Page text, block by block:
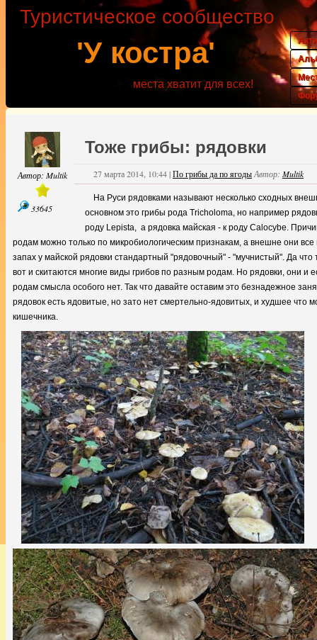
'У костра'
Туристическое сообщество
места хватит для всех!
Автор: Multik
33645
Тоже грибы: рядовки
27 марта 2014, 10:44|По грибы да по ягодыАвтор: Multik
На Руси рядовками называют несколько сходных
основном это грибы рода Tricholoma, но например
роду Lepista, а рядовка майская - к роду Calocybe.
родам можно только по микробиологическим признакам, а внешне они
запах у майской рядовки стандартный "рядовочный" - "мучнистый". Да
вот и скитаются многие виды грибов по разным родам. Но рядовки, они и
родам смысла особого нет. Так что давайте оставим это безнадежное
рядовок есть ядовитые, но зато нет смертельно-ядовитых, и худшее что
кишечника.